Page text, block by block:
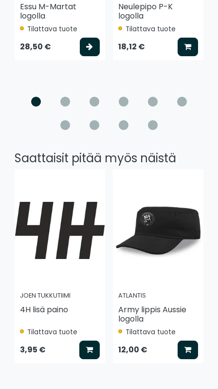
Essu M-Martat
logolla
Tilattava tuote
28,50 € Valitse vaihtoehto
Neulepipo P-K
logolla
Tilattava tuote
18,12 € Lisää
Saattaisit pitää myös näistä
JOEN TUKKUTIIMI
4H lisä paino
Tilattava tuote
3,95 € Lisää koriin
ATLANTIS
Army lippis Aussie
logolla
Tilattava tuote
12,00 € Lisää